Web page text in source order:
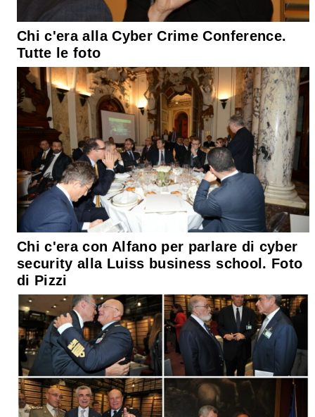
Chi c'era alla Cyber Crime Conference.
Tutte le foto
Chi c'era con Alfano per parlare di cyber
security alla Luiss business school. Foto
di Pizzi